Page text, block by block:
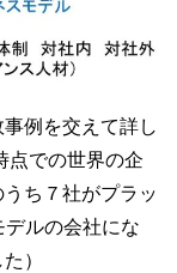
例を交えて詳し
点での世界の企
ち７社がプラッ
デルの会社にな
）